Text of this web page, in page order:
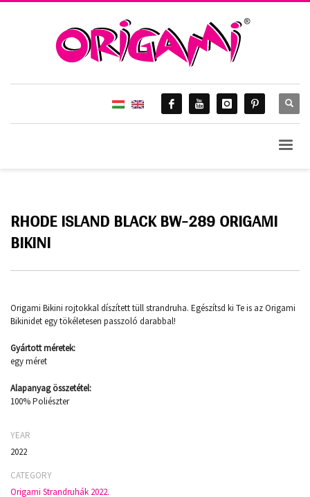
RHODE ISLAND BLACK BW-289 ORIGAMI
BIKINI
Origami Bikini rojtokkal díszített tüll strandruha. Egészítsd ki Te is az Origami
Bikinidet egy tökéletesen passzoló darabbal!
Gyártott méretek:
egy méret
Alapanyag összetétel:
100% Poliészter
YEAR
2022
CATEGORY
Origami Strandruhák 2022.